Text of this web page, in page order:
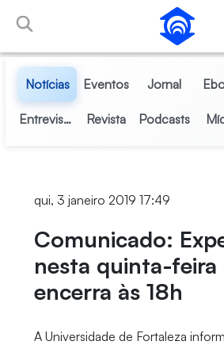
Pular para o Conteúdo principal
Notícias Eventos Jornal
Entrevistas Revista Podcasts
qui, 3 janeiro 2019 17:49
Comunicado:
nesta quinta-feira
encerra às 18h
A Universidade de Fortaleza